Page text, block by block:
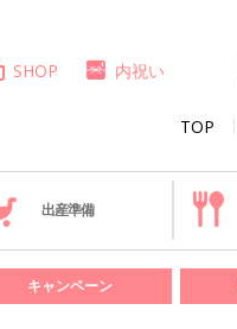
TOP
SHOP 内祝い
出産準備
キャンペーン